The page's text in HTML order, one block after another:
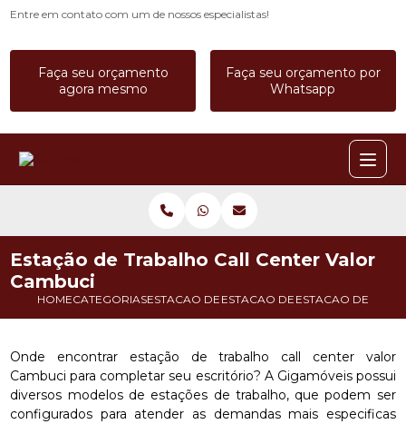
Entre em contato com um de nossos especialistas!
Faça seu orçamento
agora mesmo
Faça seu orçamento por
Whatsapp
HOMECATEGORIASESTACAO DE TRABALHOESTACAO DE TRABALHO 4
ESTACAO DE
Estação de Trabalho Call Center Valor
Cambuci
Onde encontrar estação de trabalho call center valor
Cambuci para completar seu escritório? A Gigamóveis possui
diversos modelos de estações de trabalho, que podem ser
configurados para atender as demandas mais especificas